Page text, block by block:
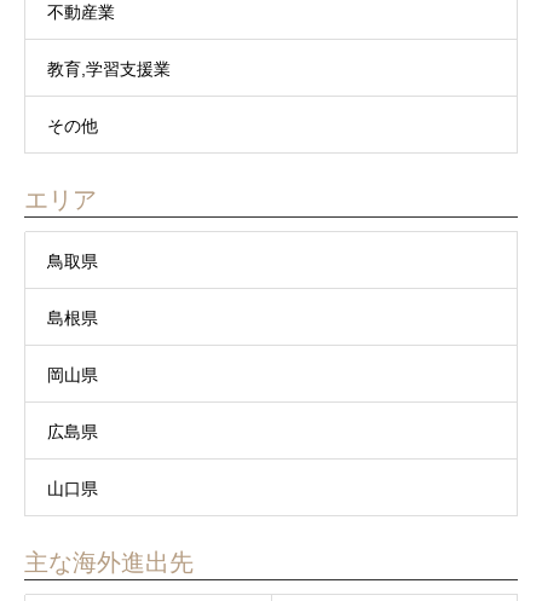
不動産業
教育,学習支援業
その他
エリア
鳥取県
島根県
岡山県
広島県
山口県
主な海外進出先